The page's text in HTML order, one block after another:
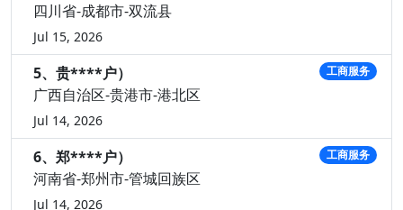
四川省-成都市-双流县
Jul 15, 2026
5、贵****户）
广西自治区-贵港市-港北区
Jul 14, 2026
工商服务
6、郑****户）
河南省-郑州市-管城回族区
Jul 14, 2026
工商服务